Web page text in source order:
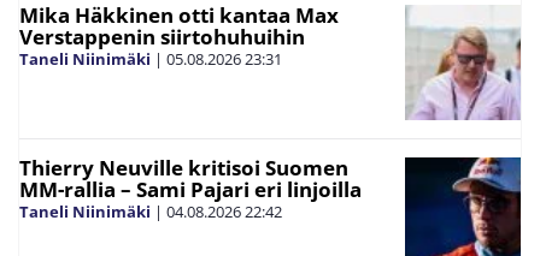
Mika Häkkinen otti kantaa Max
Verstappenin siirtohuhuihin
Taneli Niinimäki | 05.08.202623:31
Thierry Neuville kritisoi Suomen
MM-rallia – Sami Pajari eri linjoilla
Taneli Niinimäki | 04.08.202622:42